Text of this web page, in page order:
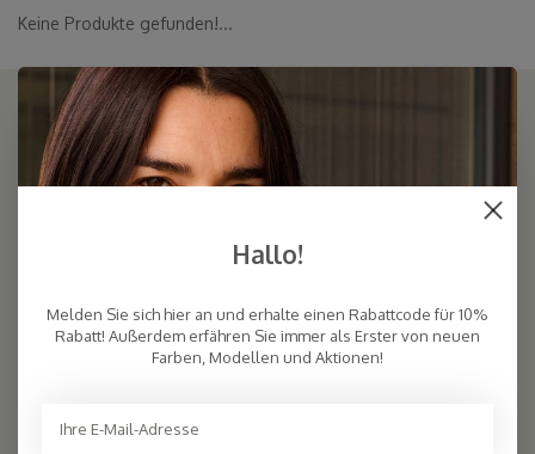
Keine Produkte gefunden!...
+31- (0)6 - 11 36 27 11
2.261 reviews
Hallo!
Melden Sie sich hier an und erhalte einen Rabattcode für 10%
Rabatt! Außerdem erfähren Sie immer als Erster von neuen
Farben, Modellen und Aktionen!